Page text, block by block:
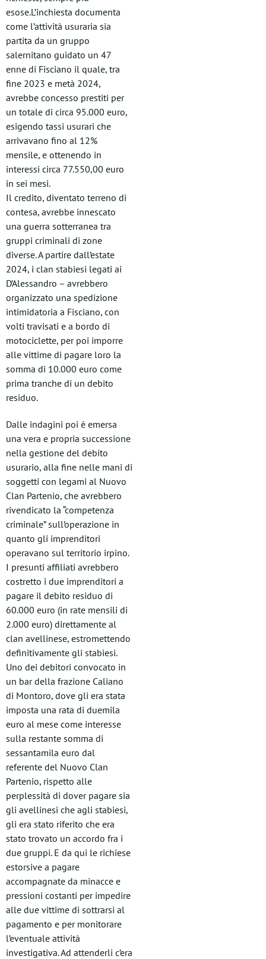
esose.L’inchiesta documenta
come l’attività usuraria sia
partita da un gruppo
salernitano guidato un 47
enne di Fisciano il quale, tra
fine 2023 e metà 2024,
avrebbe concesso prestiti per
un totale di circa 95.000 euro,
esigendo tassi usurari che
arrivavano fino al 12%
mensile, e ottenendo in
interessi circa 77.550,00 euro
in sei mesi.
Il credito, diventato terreno di
contesa, avrebbe innescato
una guerra sotterranea tra
gruppi criminali di zone
diverse. A partire dall’estate
2024, i clan stabiesi legati ai
D’Alessandro – avrebbero
organizzato una spedizione
intimidatoria a Fisciano, con
volti travisati e a bordo di
motociclette, per poi imporre
alle vittime di pagare loro la
somma di 10.000 euro come
prima tranche di un debito
residuo.
Dalle indagini poi è emersa
una vera e propria successione
nella gestione del debito
usurario, alla fine nelle mani di
soggetti con legami al Nuovo
Clan Partenio, che avrebbero
rivendicato la “competenza
criminale” sull’operazione in
quanto gli imprenditori
operavano sul territorio irpino.
I presunti affiliati avrebbero
costretto i due imprenditori a
pagare il debito residuo di
60.000 euro (in rate mensili di
2.000 euro) direttamente al
clan avellinese, estromettendo
definitivamente gli stabiesi.
Uno dei debitori convocato in
un bar della frazione Caliano
di Montoro, dove gli era stata
imposta una rata di duemila
euro al mese come interesse
sulla restante somma di
sessantamila euro dal
referente del Nuovo Clan
Partenio, rispetto alle
perplessità di dover pagare sia
gli avellinesi che agli stabiesi,
gli era stato riferito che era
stato trovato un accordo fra i
due gruppi. E da qui le richiese
estorsive a pagare
accompagnate da minacce e
pressioni costanti per impedire
alle due vittime di sottrarsi al
pagamento e per monitorare
l’eventuale attività
investigativa. Ad attenderli c’era